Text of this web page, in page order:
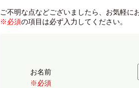
ご不明な点などございましたら、お気軽に
※必須の項目は必ず入力してください。
お名前
※必須